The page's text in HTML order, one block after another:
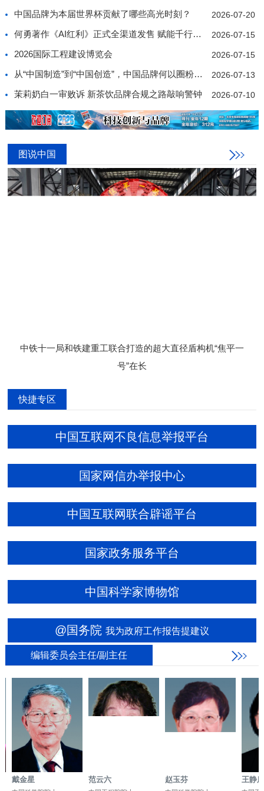
中国品牌为本届世界杯贡献了哪些高光时刻？ 2026-07-20
何勇著作《AI红利》正式全渠道发售 赋能千行百业价值 2026-07-15
2026国际工程建设博览会 2026-07-15
从“中国制造”到“中国创造”，中国品牌何以圈粉世界 2026-07-13
茉莉奶白一审败诉 新茶饮品牌合规之路敲响警钟 2026-07-10
图说中国
中铁十一局和铁建重工联合打造的超大直径盾构机“焦平一
号”在长
快捷专区
中国互联网不良信息举报平台
国家网信办举报中心
中国互联网联合辟谣平台
国家政务服务平台
中国科学家博物馆
@国务院我为政府工作报告提建议
编辑委员会主任/副主任
戴金星 范云六 赵玉芬 王静康